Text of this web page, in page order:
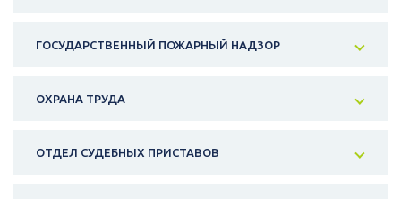
ГОСУДАРСТВЕННЫЙ ПОЖАРНЫЙ НАДЗОР
ОХРАНА ТРУДА
ОТДЕЛ СУДЕБНЫХ ПРИСТАВОВ